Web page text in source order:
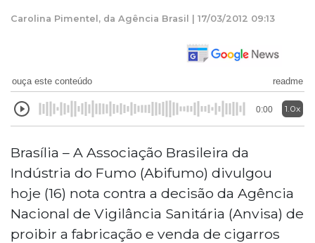
Carolina Pimentel, da Agência Brasil | 17/03/2012 09:13
ouça este conteúdo readme
0:00 1.0x
Brasília – A Associação Brasileira da
Indústria do Fumo (Abifumo) divulgou
hoje (16) nota contra a decisão da Agência
Nacional de Vigilância Sanitária (Anvisa) de
proibir a fabricação e venda de cigarros